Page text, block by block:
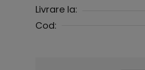
Livrare la:
Cod: